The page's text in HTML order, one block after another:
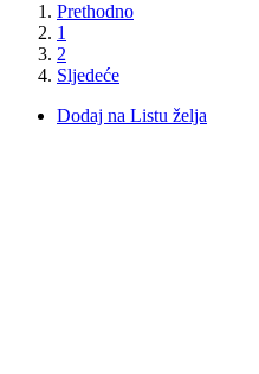
Prethodno
1
2
Sljedeće
Dodaj na Listu želja